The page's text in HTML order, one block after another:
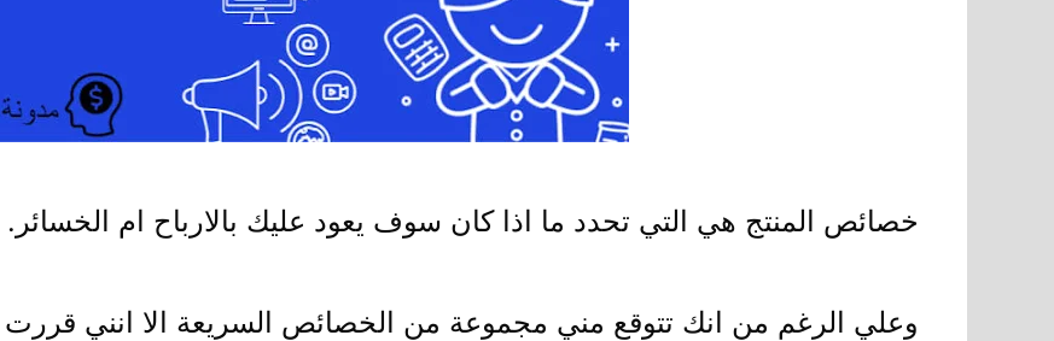
خصائص المنتج هي التي تحدد ما اذا كان سوف يعود عليك بالارباح ام الخسائر.
وعلي الرغم من انك تتوقع مني مجموعة من الخصائص السريعة الا انني